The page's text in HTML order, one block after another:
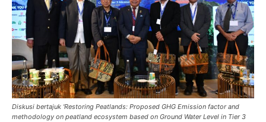
Diskusi bertajuk 'Restoring Peatlands: Proposed GHG Emission factor and
methodology on peatland ecosystem based on Ground Water Level in Tier 3